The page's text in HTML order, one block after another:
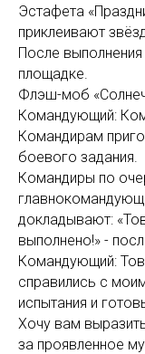
Эстафета
приклеивают
После
площадке.
Флэш-моб
Командующий:
Командирам
боевого задания.
Командиры по
докладывают:
выполнено!» -
Командующий:
справились с
испытания и
Хочу вам
за проявленное